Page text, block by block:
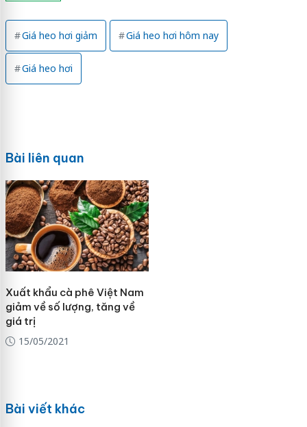
Giá heo hơi giảm Giá heo hơi hôm nay
Giá heo hơi
Bài liên quan
Xuất khẩu cà phê Việt Nam
giảm về số lượng, tăng về
giá trị
15/05/2021
Bài viết khác